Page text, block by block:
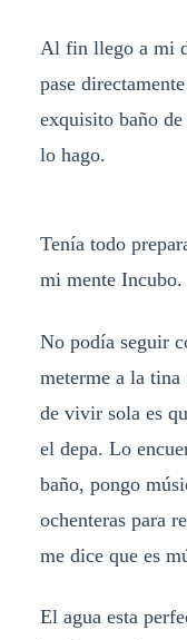
Al fin llego a mi
pase
exquisito baño
lo hago.
Tenía todo
mi mente Incubo.
No podía seguir
meterme a la
de vivir sola es
el depa. Lo
baño, pongo
ochenteras para
me dice que es
El agua esta